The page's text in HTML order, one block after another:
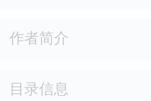
作者简介
目录信息